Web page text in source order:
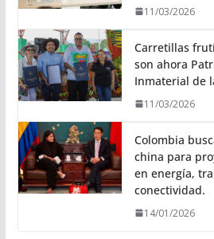
11/03/2026
Carretillas
son ahora
Inmaterial de
11/03/2026
Colombia
china para
en energía,
conectividad.
14/01/2026